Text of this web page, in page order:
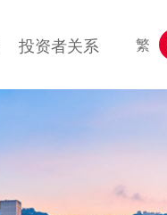
繁
投资者关系